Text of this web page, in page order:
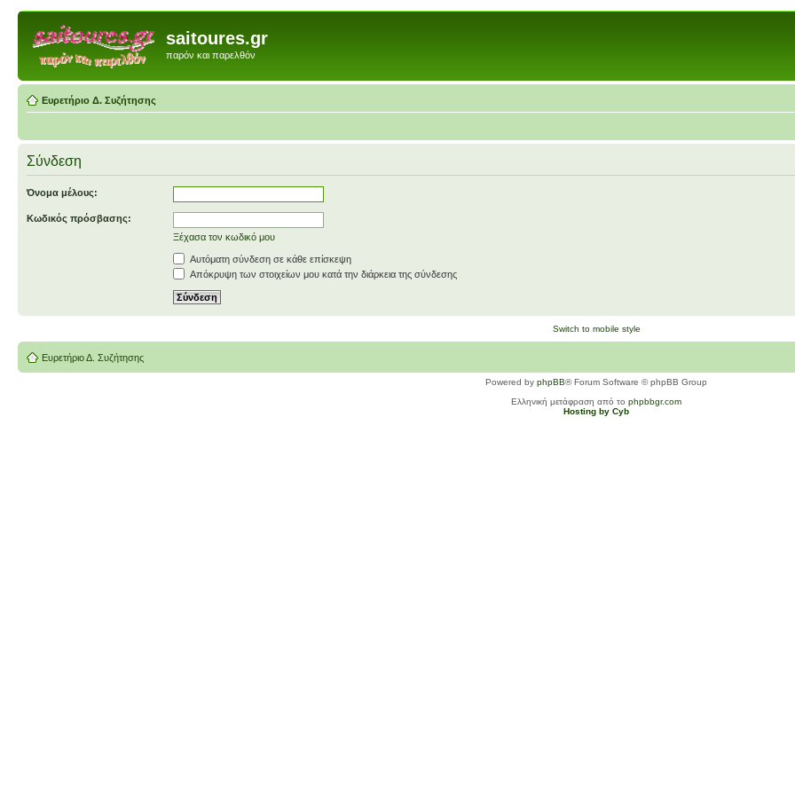
saitoures.gr
παρόν και παρελθόν
Ευρετήριο Δ. Συζήτησης
Σύνδεση
Όνομα μέλους:
Κωδικός πρόσβασης:
Ξέχασα τον κωδικό μου
Αυτόματη σύνδεση σε κάθε επίσκεψη
Απόκρυψη των στοιχείων μου κατά την διάρκεια της σύνδεσης
Switch to mobile style
Ευρετήριο Δ. Συζήτησης
Powered by phpBB® Forum Software © phpBB Group
Ελληνική μετάφραση από το phpbbgr.com
Hosting by Cyb